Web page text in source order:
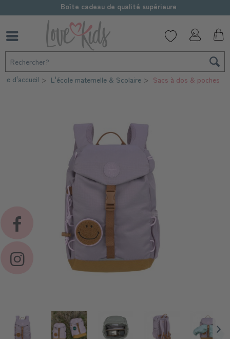
Boîte cadeau de qualité supérieure
d'accueil L'école maternelle & Scolaire Sacs à dos & poches